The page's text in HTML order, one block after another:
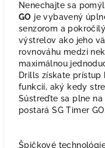
Nenechajte sa
GO je vybavený
senzorom a
výstrelov ako jeho
rovnováhu medzi
maximálnou
Drills získate prístup
funkcií, aký kedy
Sústreďte sa plne
postará SG Timer GO.
Špičkové